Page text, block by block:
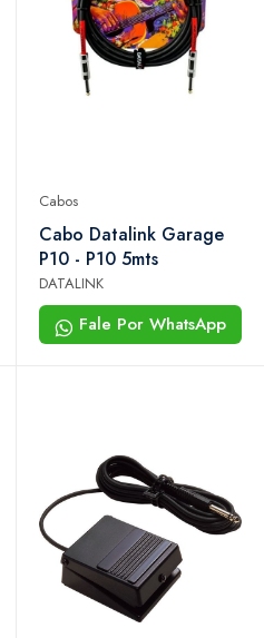
Cabos
Cabo Datalink Garage
P10 - P10 5mts
DATALINK
Fale Por WhatsApp